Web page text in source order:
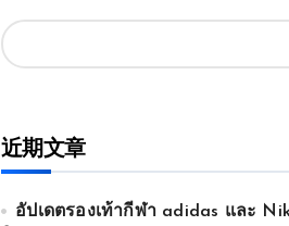
近期文章
อัปเดตรองเท้ากีฬา adidas และ